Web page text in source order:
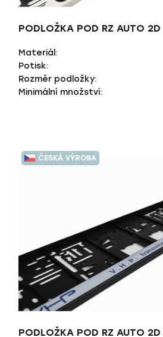
PODLOŽKA POD RZ AUTO 2D
Materiál:
Potisk:
Rozměr podložky:
Minimální množství:
ČESKÁ VÝROBA
PODLOŽKA POD RZ AUTO 2D